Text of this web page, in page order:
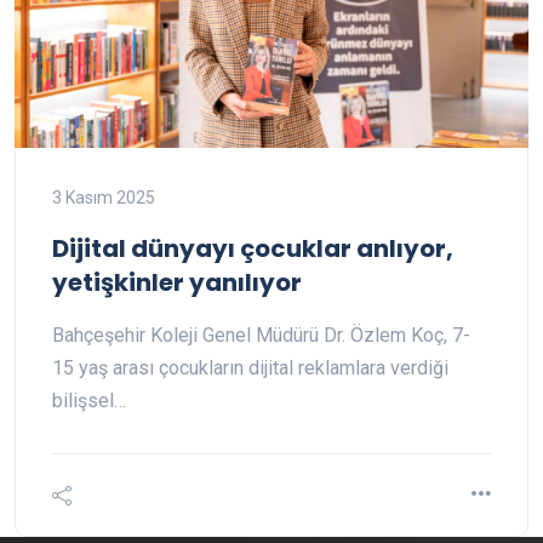
3 Kasım 2025
Dijital dünyayı çocuklar anlıyor,
yetişkinler yanılıyor
Bahçeşehir Koleji Genel Müdürü Dr. Özlem Koç, 7-
15 yaş arası çocukların dijital reklamlara verdiği
bilişsel…